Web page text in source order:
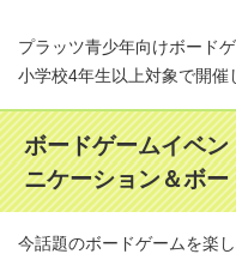
プラッツ青少年向けボード
小学校4年生以上対象で開催
ボードゲームイベ
ニケーション＆ボ
今話題のボードゲームを楽